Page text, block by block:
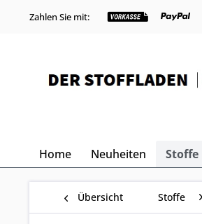
Zahlen Sie mit:
Home Neuheiten Stoffe
Übersicht Stoffe